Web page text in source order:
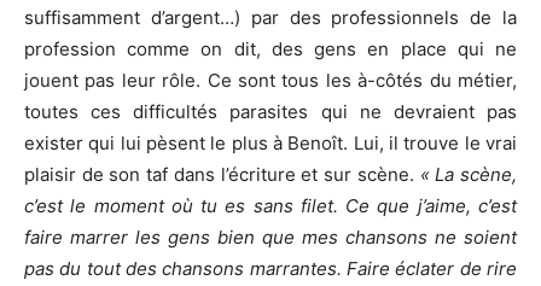
suffisamment d’argent…) par des professionnels de la
profession comme on dit, des gens en place qui ne
jouent pas leur rôle. Ce sont tous les à-côtés du métier,
toutes ces difficultés parasites qui ne devraient pas
exister qui lui pèsent le plus à Benoît. Lui, il trouve le vrai
plaisir de son taf dans l’écriture et sur scène. « La scène,
c’est le moment où tu es sans filet. Ce que j’aime, c’est
faire marrer les gens bien que mes chansons ne soient
pas du tout des chansons marrantes. Faire éclater de rire